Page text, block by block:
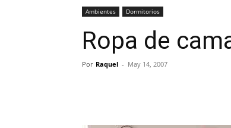
Ambientes Dormitorios
Ropa de
Por Raquel - May 14, 2007